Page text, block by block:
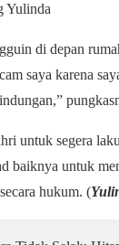
Yulinda
di depan
saya karena
untuk segera
baiknya untuk
hukum. (